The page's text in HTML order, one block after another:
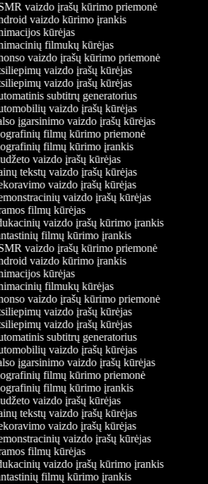
vaizdo įrašų kūrimo priemonė
vaizdo kūrimo įrankis
kūrėjas
filmukų kūrėjas
vaizdo įrašų kūrimo priemonė
vaizdo įrašų kūrėjas
vaizdo įrašų kūrėjas
subtitrų generatorius
vaizdo įrašų kūrėjas
įgarsinimo vaizdo įrašų kūrėjas
filmų kūrimo priemonė
filmų kūrimo įrankis
vaizdo įrašų kūrėjas
tekstų vaizdo įrašų kūrėjas
vaizdo įrašų kūrėjas
vaizdo įrašų kūrėjas
filmų kūrėjas
vaizdo įrašų kūrimo įrankis
filmų kūrimo įrankis
vaizdo įrašų kūrimo priemonė
vaizdo kūrimo įrankis
kūrėjas
filmukų kūrėjas
vaizdo įrašų kūrimo priemonė
vaizdo įrašų kūrėjas
vaizdo įrašų kūrėjas
subtitrų generatorius
vaizdo įrašų kūrėjas
įgarsinimo vaizdo įrašų kūrėjas
filmų kūrimo priemonė
filmų kūrimo įrankis
vaizdo įrašų kūrėjas
tekstų vaizdo įrašų kūrėjas
vaizdo įrašų kūrėjas
vaizdo įrašų kūrėjas
filmų kūrėjas
vaizdo įrašų kūrimo įrankis
filmų kūrimo įrankis